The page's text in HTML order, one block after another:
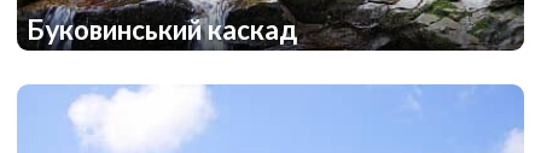
Буковинський каскад
2